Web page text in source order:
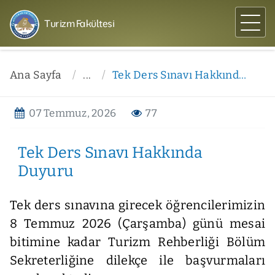
Turizm Fakültesi
Ana Sayfa ... Tek Ders Sınavı Hakkında Duyuru
07 Temmuz, 2026 77
Tek Ders Sınavı Hakkında
Duyuru
Tek ders sınavına girecek öğrencilerimizin
8 Temmuz 2026 (Çarşamba) günü mesai
bitimine kadar Turizm Rehberliği Bölüm
Sekreterliğine dilekçe ile başvurmaları